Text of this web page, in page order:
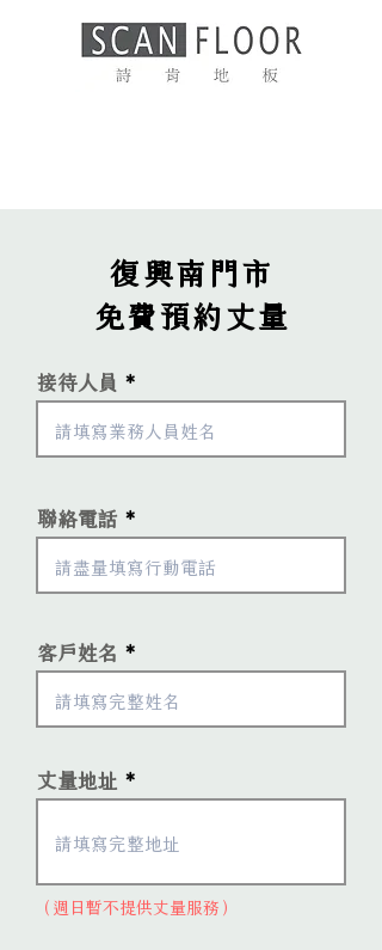
復興南門市
免費​預約丈量
接待人員
聯絡電話
客戶姓名
丈量地址
（週日暫不提供丈量服務）